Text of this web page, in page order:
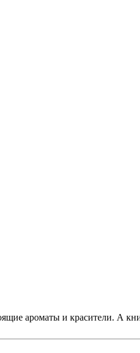
ароматы и красители. А